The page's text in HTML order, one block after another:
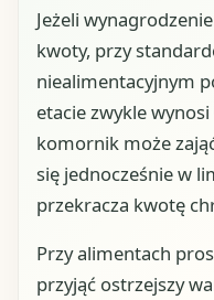
Jeżeli
kwoty, przy
niealimentacyjnym
etacie zwykle wynosi
komornik może
się jednocześnie w
przekracza kwotę
Przy alimentach
przyjąć ostrzejszy